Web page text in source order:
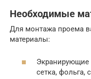
Необходимые
Для монтажа проема
материалы:
Экранирующие
сетка, фольга,